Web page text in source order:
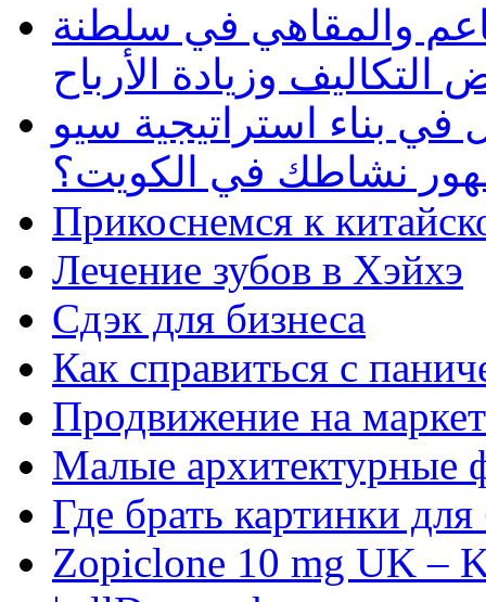
والمقاهي في سلطنة
وزيادة الأرباح
بناء استراتيجية سيو
نشاطك في الكويت؟
Прикоснемся к
Лечение зубов в Хэйхэ
Сдэк для бизнеса
Как справиться с
Продвижение на
Малые архитектурные
Где брать картинки
Zopiclone 10 mg UK –